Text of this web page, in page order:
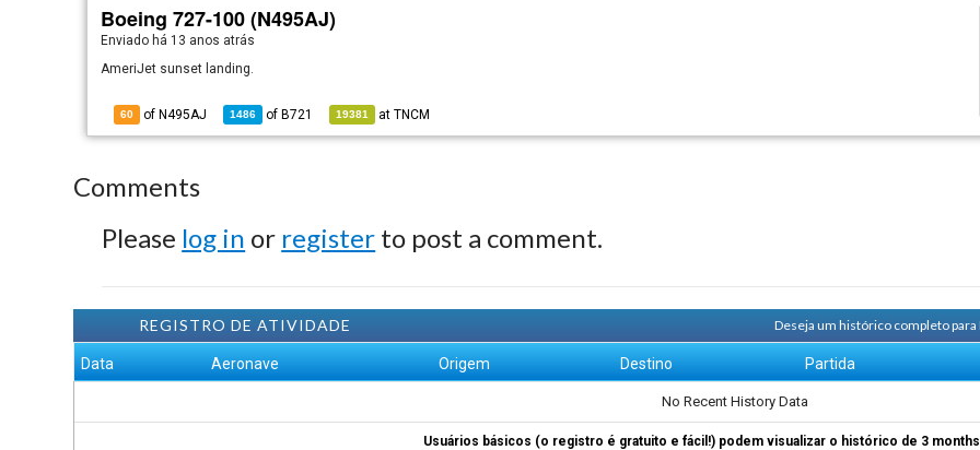
Boeing 727-100 (N495AJ)
Enviado há 13 anos atrás
AmeriJet sunset landing.
60 of N495AJ 1486 of B721 19381 atTNCM
Comments
Please log in or register to post a comment.
REGISTRO DE ATIVIDADE Deseja um histórico completo
Data Aeronave Origem Destino Partida
No Recent History Data
Usuários básicos (o registro é gratuito e fácil!) podem visualizar o histórico de 3